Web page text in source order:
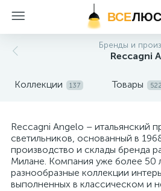
ВСЕ
Бренды и
Reccagni
Коллекции 137 Товары 522
Reccagni Angelo – итальянский
светильников, основанный в
производство и склады бренда
Милане. Компания уже более 50
разнообразные коллекции
выполненных в классическом и